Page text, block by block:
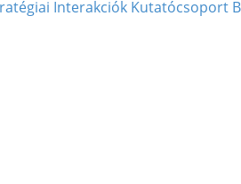
Interakciók Kutatócsoport